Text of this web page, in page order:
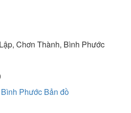
Chơn Thành, Bình Phước
Bình Phước Bản đồ